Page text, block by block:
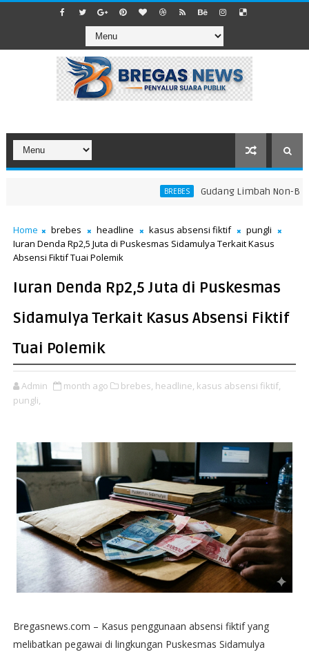
BREBES ​Gudang Limbah Non-B3 di
Home brebes headline kasus absensi fiktif
pungli
Iuran Denda Rp2,5 Juta di Puskesmas Sidamulya Terkait Kasus
Absensi Fiktif Tuai Polemik
Iuran Denda Rp2,5 Juta di Puskesmas
Sidamulya Terkait Kasus Absensi Fiktif
Tuai Polemik
Admin month ago brebes, headline, kasus absensi fiktif,
pungli,
Bregasnews.com – Kasus penggunaan absensi fiktif yang
melibatkan pegawai di lingkungan Puskesmas Sidamulya